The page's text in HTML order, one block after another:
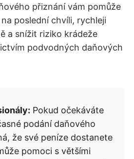
přiznání vám pomůže
poslední chvíli, rychleji
a snížit riziko krádeže
podvodných daňových
Pokud očekáváte
podání daňového
že své peníze dostanete
pomoci s většími